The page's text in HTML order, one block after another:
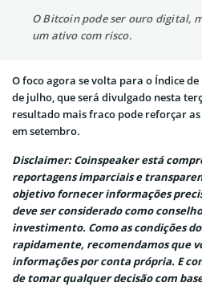
O Bitcoin pode ser ouro digital,
um ativo com risco.
O foco agora se volta para o Índice de
de julho, que será divulgado nesta
resultado mais fraco pode reforçar
em setembro.
Disclaimer: Coinspeaker está
reportagens imparciais e
objetivo fornecer informações
deve ser considerado como
investimento. Como as condições
rapidamente, recomendamos que
informações por conta própria. E
de tomar qualquer decisão com